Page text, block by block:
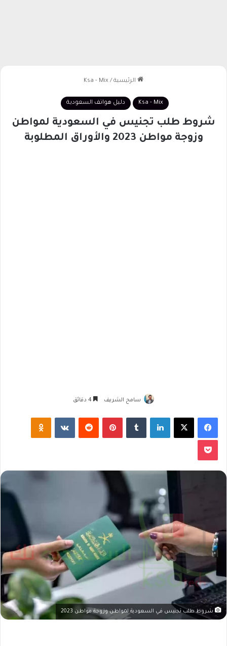
الرئيسية /
Ksa - Mix
Ksa - Mix دليل هواتف السعودية
شروط طلب تجنيس في السعودية لمواطن
وزوجة مواطن 2023 والأوراق المطلوبة
سامح الشريف
فيسبوك لينكدإن بينتيريست
شروط طلب تجنيس في السعودية لمواطن وزوجة مواطن 2023